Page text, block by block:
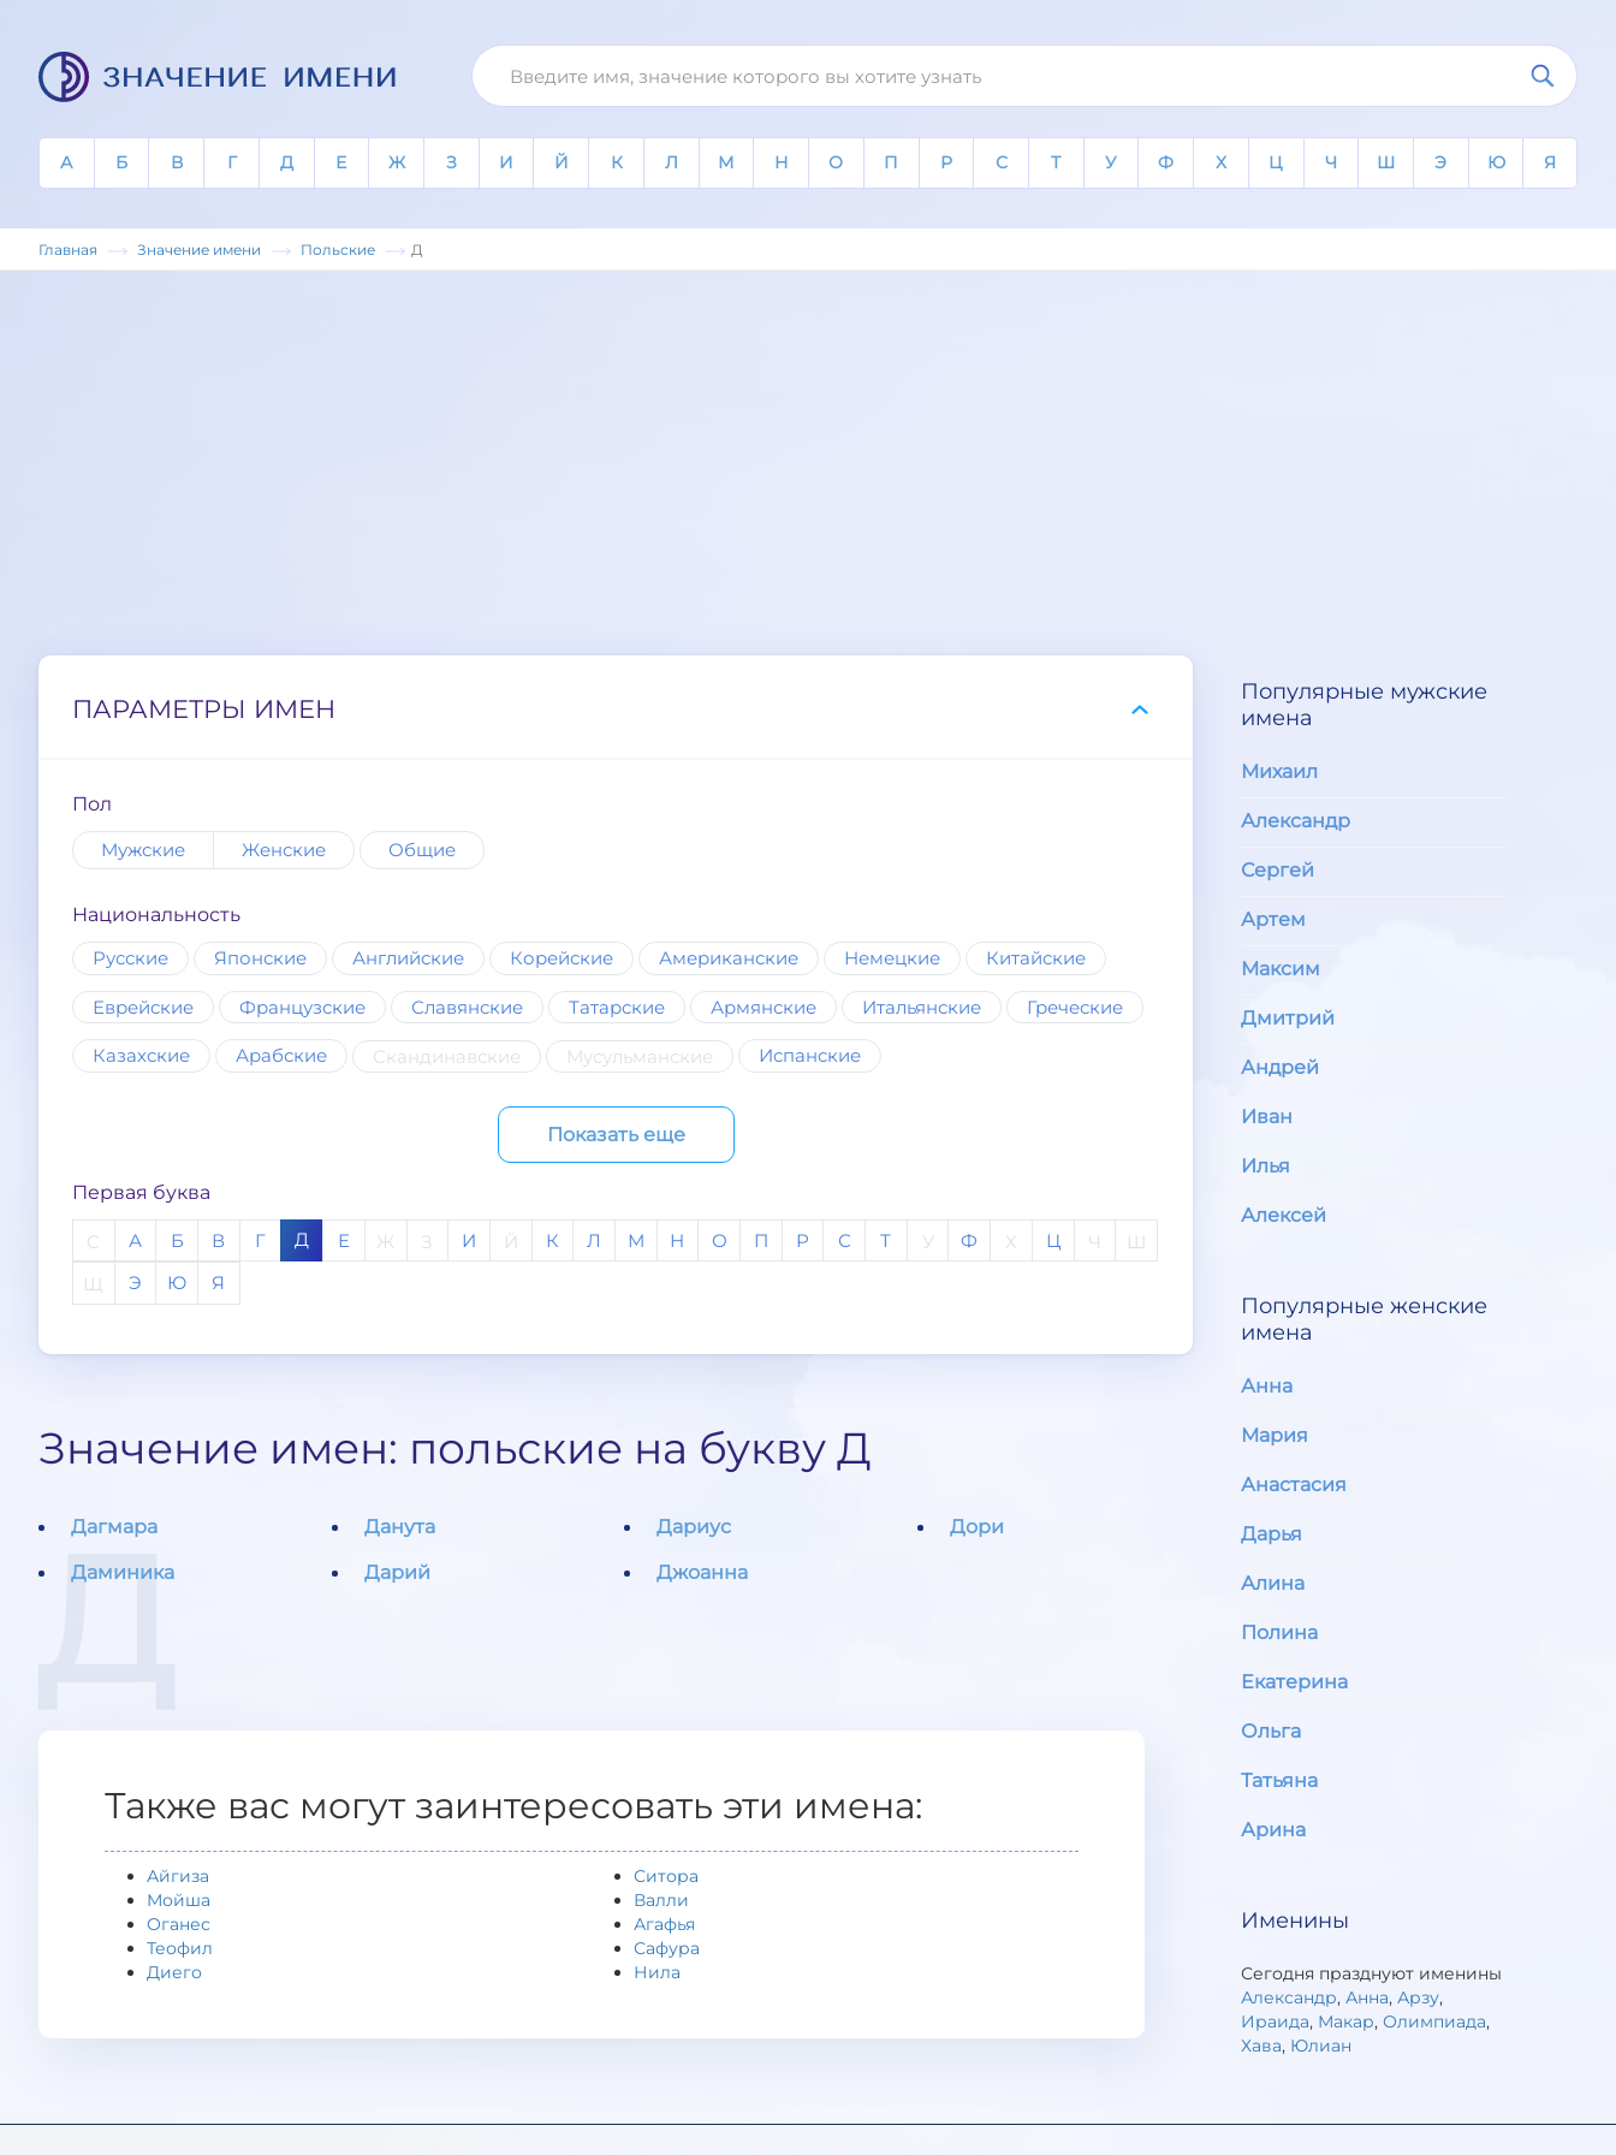
А Б В Г Д Е Ж З И Й К Л М Н О П Р С Т У Ф Х Ц Ч Ш Э Ю Я
Главная Значение имени Польские Д
ПАРАМЕТРЫ ИМЕН
Пол
Мужские
Женские Общие
Национальность
Русские
Японские Английские Корейские Американские Немецкие Китайские
Еврейские Французские Славянские Татарские Армянские Итальянские Греческие
Казахские Арабские Скандинавские Мусульманские Испанские
Показать еще
Первая буква
C А Б В Г Д Е Ж З И Й К Л М Н О П Р С Т У Ф Х Ц Ч
Ш
Щ
Э Ю Я
Значение имен: польские на букву Д
Д
Дагмара
Даминика
Данута
Дарий
Дариус
Джоанна
Дори
Также вас могут заинтересовать эти имена:
Айгиза
Мойша
Оганес
Теофил
Диего
Ситора
Валли
Агафья
Сафура
Нила
Популярные мужские
имена
Михаил
Александр
Сергей
Артем
Максим
Дмитрий
Андрей
Иван
Илья
Алексей
Популярные женские
имена
Анна
Мария
Анастасия
Дарья
Алина
Полина
Екатерина
Ольга
Татьяна
Арина
Именины
Сегодня празднуют именины
Александр, Анна, Арзу,
Ираида, Макар, Олимпиада,
Хава, Юлиан